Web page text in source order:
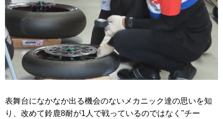
表舞台になかなか出る機会のないメカニック達の思いを知
り、改めて鈴鹿8耐が1人で戦っているのではなく"チー